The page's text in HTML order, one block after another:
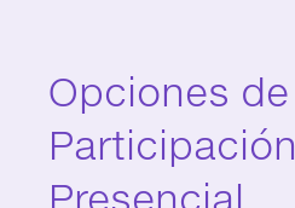
Opciones de
Participación
Presencial